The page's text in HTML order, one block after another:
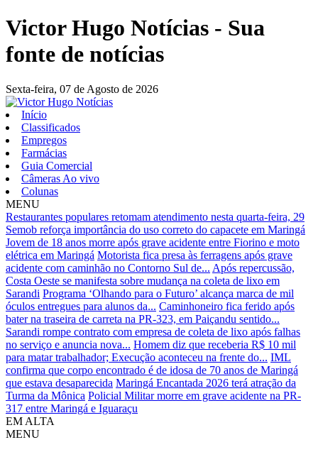
Victor Hugo Notícias - Sua
fonte de notícias
Sexta-feira, 07 de Agosto de 2026
Início
Classificados
Empregos
Farmácias
Guia Comercial
Câmeras Ao vivo
Colunas
MENU
Restaurantes populares retomam atendimento nesta quarta-feira, 29
Semob reforça importância do uso correto do capacete em Maringá
Jovem de 18 anos morre após grave acidente entre Fiorino e moto
elétrica em Maringá Motorista fica presa às ferragens após grave
acidente com caminhão no Contorno Sul de... Após repercussão,
Costa Oeste se manifesta sobre mudança na coleta de lixo em
Sarandi Programa ‘Olhando para o Futuro’ alcança marca de mil
óculos entregues para alunos da... Caminhoneiro fica ferido após
bater na traseira de carreta na PR-323, em Paiçandu sentido...
Sarandi rompe contrato com empresa de coleta de lixo após falhas
no serviço e anuncia nova... Homem diz que receberia R$ 10 mil
para matar trabalhador; Execução aconteceu na frente do... IML
confirma que corpo encontrado é de idosa de 70 anos de Maringá
que estava desaparecida Maringá Encantada 2026 terá atração da
Turma da Mônica Policial Militar morre em grave acidente na PR-
317 entre Maringá e Iguaraçu
EM ALTA
MENU